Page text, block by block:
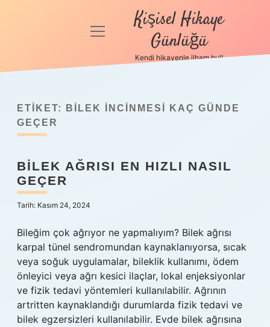
Anasayfa
Politikası
Yasal Uyarı
Hakkımızda
menüyü
Kişisel Hikaye
Günlüğü
Kendi hikayenle ilham bul!
ETIKET:
BILEK INCINMESI KAÇ GÜNDE
GEÇER
BILEK AĞRISI EN HIZLI NASIL
GEÇER
Tarih: Kasım 24, 2024
Bileğim çok ağrıyor ne yapmalıyım? Bilek ağrısı
karpal tünel sendromundan kaynaklanıyorsa, sıcak
veya soğuk uygulamalar, bileklik kullanımı, ödem
önleyici veya ağrı kesici ilaçlar, lokal enjeksiyonlar
ve fizik tedavi yöntemleri kullanılabilir. Ağrının
artritten kaynaklandığı durumlarda fizik tedavi ve
bilek egzersizleri kullanılabilir. Evde bilek ağrısına